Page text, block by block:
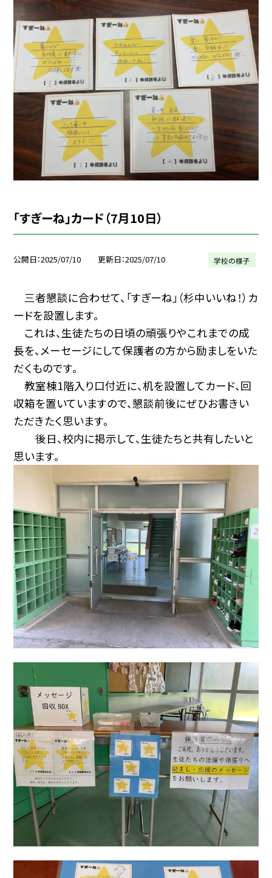
「すぎーね」カード（7月10日）
公開日 2025/07/10 更新日 2025/07/10 学校の様子
三者懇談に合わせて、「すぎーね」（杉中いいね！）カ
ードを設置します。
これは、生徒たちの日頃の頑張りやこれまでの成
長を、メーセージにして保護者の方から励ましをいた
だくものです。
教室棟1階入り口付近に、机を設置してカード、回
収箱を置いていますので、懇談前後にぜひお書きい
ただきたく思います。
後日、校内に掲示して、生徒たちと共有したいと
思います。